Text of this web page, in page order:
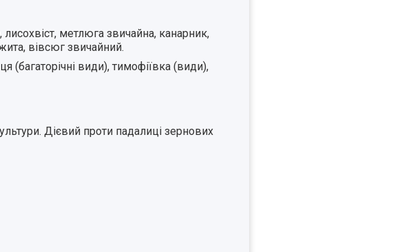
метлюга звичайна, канарник,
вівсюг звичайний.
(багаторічні види), тимофіївка (види),
Дієвий проти падалиці зернових